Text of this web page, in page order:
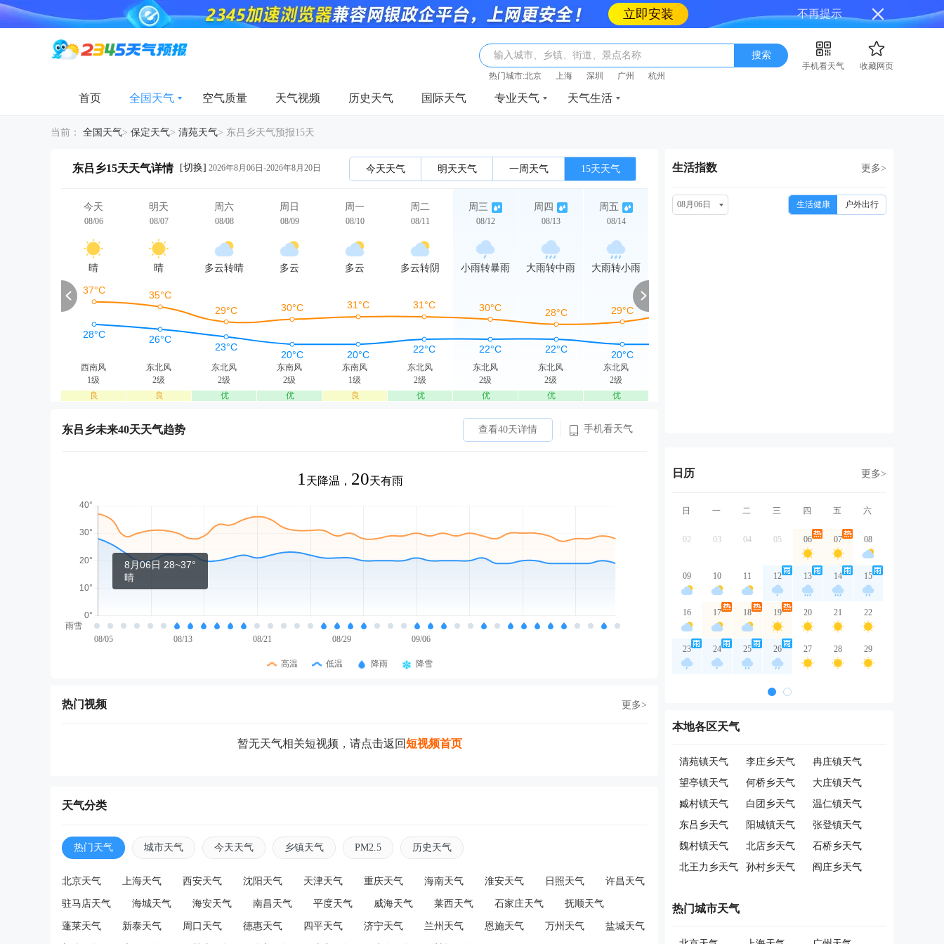
立即安装 不再提示
输入城市、乡镇、街道、景点名称 搜索
手机看天气
收藏网页
热门城市:北京 上海 深圳 广州 杭州
首页 全国天气 空气质量 天气视频 历史天气 国际天气 专业天气 天气生活
当前： 全国天气> 保定天气> 清苑天气> 东吕乡天气预报15天
东吕乡15天天气详情 [切换] 2026年8月06日-2026年8月20日 今天天气 明天天气 一周天气 15天天气
今天
08/06
晴
西南风
1级
良
明天
08/07
晴
东北风
2级
良
周六
08/08
多云转晴
东北风
2级
优
周日
08/09
多云
东南风
2级
优
周一
08/10
多云
东南风
1级
良
周二
08/11
多云转阴
东北风
2级
优
周三
08/12
小雨转暴雨
东北风
2级
优
周四
08/13
大雨转中雨
东北风
2级
优
周五
08/14
大雨转小雨
东北风
2级
优
周六 周一 周二
东吕乡未来40天天气趋势 查看40天详情 手机看天气
1 天降温， 20天有雨
8月06日 28~37°
晴
雨雪
08/05
08/13 08/21 08/29 09/06
高温 低温 降雨 降雪
热门视频 更多>
暂无天气相关短视频，请点击返回短视频首页
天气分类
热门天气 城市天气 今天天气 乡镇天气 PM2.5 历史天气
北京天气 上海天气 西安天气 沈阳天气 天津天气 重庆天气 海南天气 淮安天气 日照天气 许昌天气
驻马店天气 海城天气 海安天气 南昌天气 平度天气 威海天气 莱西天气 石家庄天气 抚顺天气
蓬莱天气 新泰天气 周口天气 德惠天气 四平天气 济宁天气 兰州天气 恩施天气 万州天气 盐城天气
生活指数 更多>
08月06日 生活健康 户外出行
日历 更多>
日 一 二 三 四 五 六
02 03 04 05 06 07 08
09 10 11 12 13 14 15
16 17 18 19 20 21 22
23 24 25 26 27 28 29
本地各区天气
清苑镇天气 李庄乡天气
冉庄镇天气
望亭镇天气
何桥乡天气
大庄镇天气
臧村镇天气
白团乡天气
温仁镇天气
东吕乡天气
阳城镇天气
张登镇天气
魏村镇天气
北店乡天气
石桥乡天气
北王力乡天气
孙村乡天气 阎庄乡天气
热门城市天气